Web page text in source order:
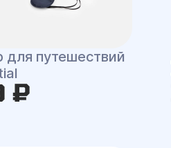
для путешествий
₽